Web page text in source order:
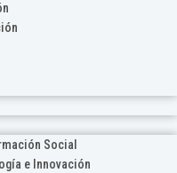
Social
e Innovación